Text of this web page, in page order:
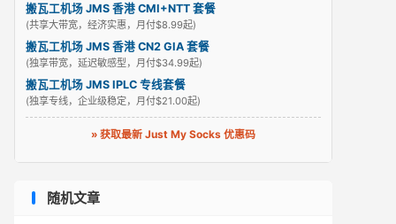
搬瓦工机场 JMS 香港 CMI+NTT 套餐
(共享大带宽，经济实惠，月付$8.99起)
搬瓦工机场 JMS 香港 CN2 GIA 套餐
(独享带宽，延迟敏感型，月付$34.99起)
搬瓦工机场 JMS IPLC 专线套餐
(独享专线，企业级稳定，月付$21.00起)
» 获取最新 Just My Socks 优惠码
随机文章